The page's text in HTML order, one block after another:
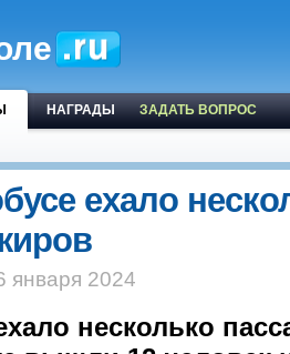
НАГРАДЫ ЗАДАТЬ ВОПРОС
ехало
января 2024
несколько